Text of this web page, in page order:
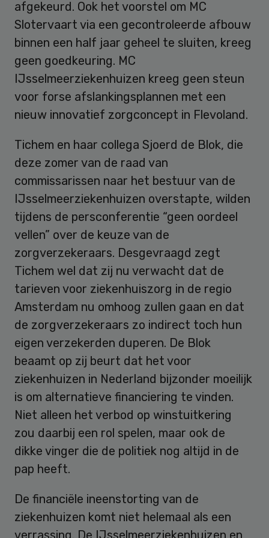
afgekeurd. Ook het voorstel om MC
Slotervaart via een gecontroleerde afbouw
binnen een half jaar geheel te sluiten, kreeg
geen goedkeuring. MC
IJsselmeerziekenhuizen kreeg geen steun
voor forse afslankingsplannen met een
nieuw innovatief zorgconcept in Flevoland.
Tichem en haar collega Sjoerd de Blok, die
deze zomer van de raad van
commissarissen naar het bestuur van de
IJsselmeerziekenhuizen overstapte, wilden
tijdens de persconferentie “geen oordeel
vellen” over de keuze van de
zorgverzekeraars. Desgevraagd zegt
Tichem wel dat zij nu verwacht dat de
tarieven voor ziekenhuiszorg in de regio
Amsterdam nu omhoog zullen gaan en dat
de zorgverzekeraars zo indirect toch hun
eigen verzekerden duperen. De Blok
beaamt op zij beurt dat het voor
ziekenhuizen in Nederland bijzonder moeilijk
is om alternatieve financiering te vinden.
Niet alleen het verbod op winstuitkering
zou daarbij een rol spelen, maar ook de
dikke vinger die de politiek nog altijd in de
pap heeft.
De financiële ineenstorting van de
ziekenhuizen komt niet helemaal als een
verrassing. De IJsselmeerziekenhuizen en